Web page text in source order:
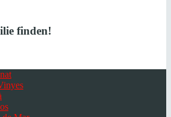
finden!